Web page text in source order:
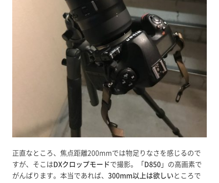
正直なところ、焦点距離200mmでは物足りなさを感じるので
すが、そこは DXクロップモード で撮影。「 D850 」の高画素で
がんばります。本当であれば、 300mm以上は欲しい ところで